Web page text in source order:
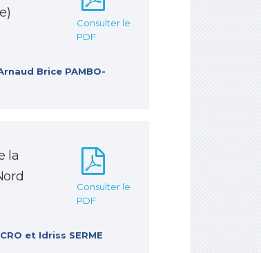
Consulter le
PDF
Brice PAMBO-
la
Consulter le
PDF
et Idriss SERME